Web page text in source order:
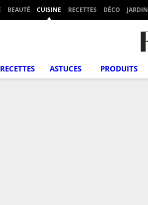
BEAUTÉ CUISINE RECETTES DÉCO JARDIN
RECETTES ASTUCES PRODUITS